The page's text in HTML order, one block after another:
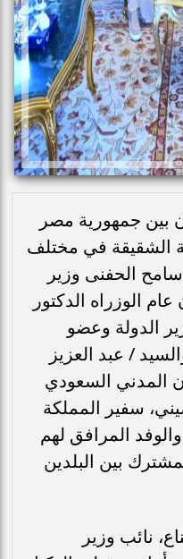
بين جمهورية مصر
الشقيقة في مختلف
الحفنى وزير
الوزراه الدكتور
الدولة وعضو
/ عبد العزيز
المدني السعودي
سفير المملكة
والوفد المرافق لهم
بين البلدين
نائب وزير